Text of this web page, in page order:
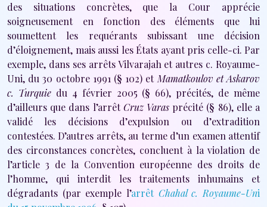
des situations concrètes, que la Cour apprécie
soigneusement en fonction des éléments que lui
soumettent les requérants subissant une décision
d’éloignement, mais aussi les États ayant pris celle-ci. Par
exemple, dans ses arrêts Vilvarajah et autres c. Royaume-
Uni, du 30 octobre 1991 (§ 102) et Mamatkoulov et Askarov
c. Turquiedu 4 février 2005 (§ 66), précités, de même
d’ailleurs que dans l’arrêtCruz Varas précité (§ 86), elle a
validé les décisions d’expulsion ou d’extradition
contestées. D’autres arrêts, au terme d’un examen attentif
des circonstances concrètes, concluent à la violation de
l’article 3 de la Convention européenne des droits de
l’homme, qui interdit les traitements inhumains et
dégradants (par exemple l’arrêt Chahal c. Royaume-Uni